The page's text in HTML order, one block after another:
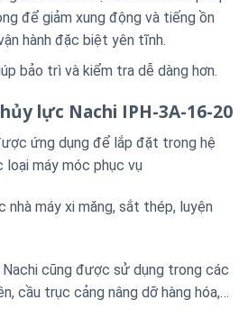
để giảm xung động và tiếng ồn
hành đặc biệt yên tĩnh.
bảo trì và kiểm tra dễ dàng hơn.
lực Nachi IPH-3A-16-20
ứng dụng để lắp đặt trong hệ
máy móc phục vụ
nhà máy xi măng, sắt thép, luyện
cũng được sử dụng trong các
cầu trục cảng nâng dỡ hàng hóa,…